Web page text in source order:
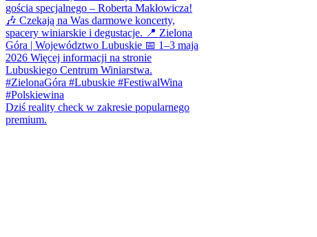
Dziś reality check w zakresie popularnego
premium.